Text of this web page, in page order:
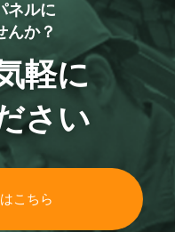
ネルに
んか？
軽に
さい
こちら